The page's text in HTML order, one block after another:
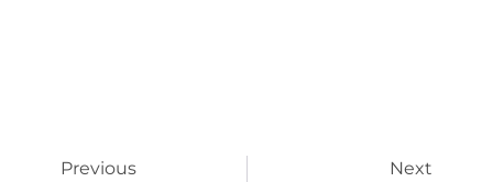
Previous Next